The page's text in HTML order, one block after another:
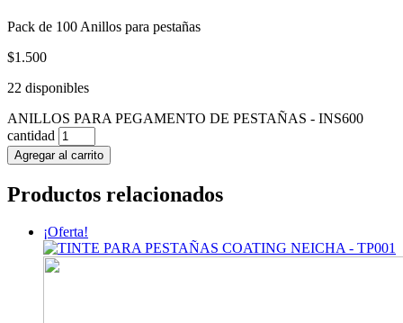
Pack de 100 Anillos para pestañas
$1.500
22 disponibles
ANILLOS PARA PEGAMENTO DE PESTAÑAS - INS600
cantidad
Agregar al carrito
Productos relacionados
¡Oferta!